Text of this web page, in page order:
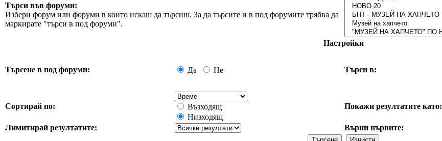
Търси във форуми:
Избери форум или форуми в които искаш да търсиш. За да търсите и в под форумите трябва да
маркирате "търси в под форуми".
Настройки
Търсене в под форуми: Да Не Търси в:
Сортирай по:
Възходящ
Низходящ
Покажи резултатите като:
Лимитирай резултатите: Върни първите: